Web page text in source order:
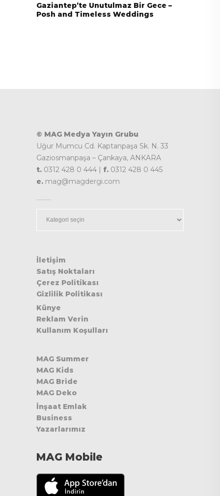
Gaziantep’te Unutulmaz Bir Gece –
Posh and Timeless Weddings
© MAG Medya Yayın Grubu
Uğur Mumcu Cd. Kaptanpaşa Sk. N. 33
Gaziosmanpaşa – Çankaya, ANKARA
t. 0312 428 0 444 | f. 0312 428 0 445
e. mag@magdergi.com
İletişim
Satış Noktaları
Çerez Politikası
Gizlilik Politikası
Künye
Reklam Verin
Kullanım Koşulları
MAG Summer
MAG Kids
MAG Bride
MAG Deko
İnşaat Emlak
Business
Yazarlarımız
MAG Mobile